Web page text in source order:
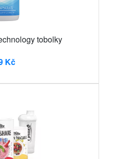
tobolky
Kč